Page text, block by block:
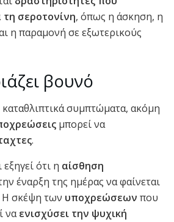
σεροτονίνη, όπως η άσκηση, η
η παραμονή σε εξωτερικούς
βουνό
συμπτώματα, ακόμη
μπορεί να
.
ότι η αίσθηση
έναρξη της ημέρας να φαίνεται
Η σκέψη των υποχρεώσεων που
ναενισχύσει την ψυχική